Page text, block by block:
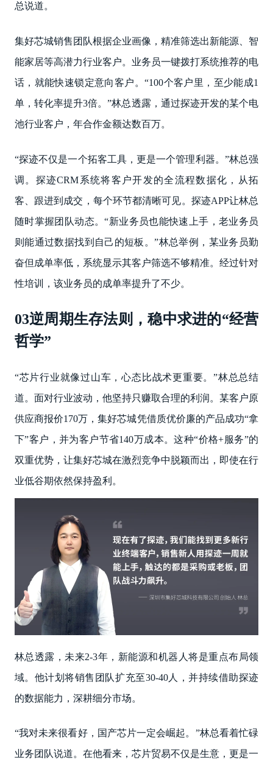
总说道。
集好芯城销售团队根据企业画像，精准筛选出新能源、智
能家居等高潜力行业客户。业务员一键拨打系统推荐的电
话，就能快速锁定意向客户。“100个客户里，至少能成1
单，转化率提升3倍。”林总透露，通过探迹开发的某个电
池行业客户，年合作金额达数百万。
“探迹不仅是一个拓客工具，更是一个管理利器。”林总强
调。探迹CRM系统将客户开发的全流程数据化，从拓
客、跟进到成交，每个环节都清晰可见。探迹APP让林总
随时掌握团队动态。“新业务员也能快速上手，老业务员
则能通过数据找到自己的短板。”林总举例，某业务员勤
奋但成单率低，系统显示其客户筛选不够精准。经过针对
性培训，该业务员的成单率提升了不少。
03逆周期生存法则，稳中求进的“经营
哲学”
“芯片行业就像过山车，心态比战术更重要。”林总总结
道。面对行业波动，他坚持只赚取合理的利润。某客户原
供应商报价170万，集好芯城凭借质优价廉的产品成功“拿
下”客户，并为客户节省140万成本。这种“价格+服务”的
双重优势，让集好芯城在激烈竞争中脱颖而出，即使在行
业低谷期依然保持盈利。
林总透露，未来2-3年，新能源和机器人将是重点布局领
域。他计划将销售团队扩充至30-40人，并持续借助探迹
的数据能力，深耕细分市场。
“我对未来很看好，国产芯片一定会崛起。”林总看着忙碌
业务团队说道。在他看来，芯片贸易不仅是生意，更是一